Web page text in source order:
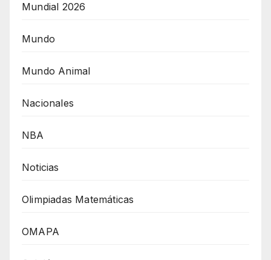
Mundial 2026
Mundo
Mundo Animal
Nacionales
NBA
Noticias
Olimpiadas Matemáticas
OMAPA